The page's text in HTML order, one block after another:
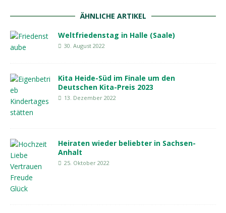
ÄHNLICHE ARTIKEL
Weltfriedenstag in Halle (Saale)
30. August 2022
Kita Heide-Süd im Finale um den
Deutschen Kita-Preis 2023
13. Dezember 2022
Heiraten wieder beliebter in Sachsen-
Anhalt
25. Oktober 2022